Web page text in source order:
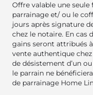
Offre valable une seule
parrainage et/ ou le
jours après signature
chez le notaire. En cas
gains seront attribués
vente authentique
de désistement d’un
le parrain ne
de parrainage Home